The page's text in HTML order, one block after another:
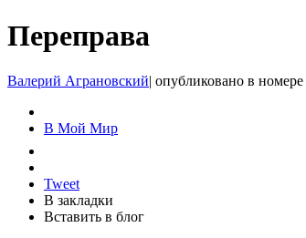
Переправа
Валерий Аграновский| опубликовано в номере
В Мой Мир
Tweet
В закладки
Вставить в блог